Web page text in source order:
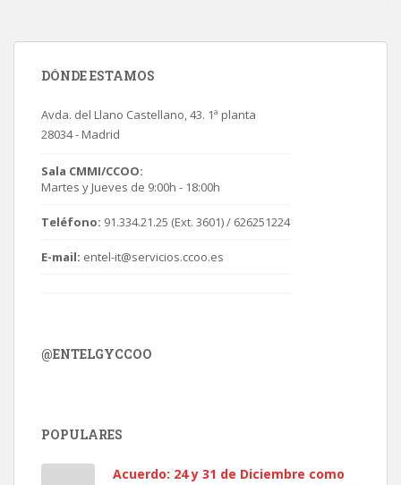
DÓNDE ESTAMOS
Avda. del Llano Castellano, 43. 1ª planta
28034 - Madrid
Sala CMMI/CCOO:
Martes y Jueves de 9:00h - 18:00h
Teléfono: 91.334.21.25 (Ext. 3601) / 626251224
E-mail: entel-it@servicios.ccoo.es
@ENTELGYCCOO
POPULARES
Acuerdo: 24 y 31 de Diciembre como